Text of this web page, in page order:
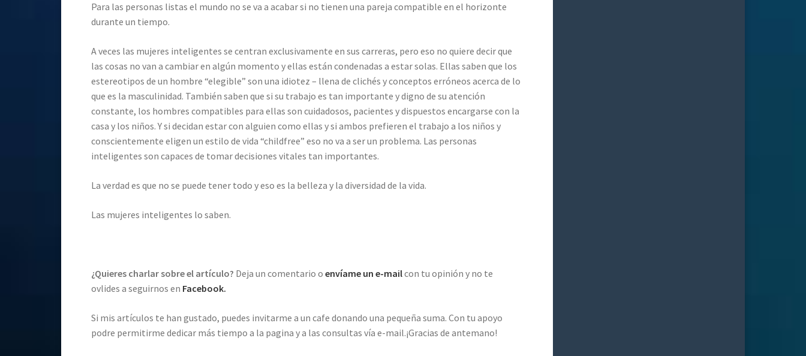
Para las personas listas el mundo no se va a acabar si no tienen una pareja compatible en el horizonte
durante un tiempo.
A veces las mujeres inteligentes se centran exclusivamente en sus carreras, pero eso no quiere decir que
las cosas no van a cambiar en algún momento y ellas están condenadas a estar solas. Ellas saben que los
estereotipos de un hombre “elegible” son una idiotez – llena de clichés y conceptos erróneos acerca de lo
que es la masculinidad. También saben que si su trabajo es tan importante y digno de su atención
constante, los hombres compatibles para ellas son cuidadosos, pacientes y dispuestos encargarse con la
casa y los niños. Y si decidan estar con alguien como ellas y si ambos prefieren el trabajo a los niños y
conscientemente eligen un estilo de vida “childfree” eso no va a ser un problema. Las personas
inteligentes son capaces de tomar decisiones vitales tan importantes.
La verdad es que no se puede tener todo y eso es la belleza y la diversidad de la vida.
Las mujeres inteligentes lo saben.
¿Quieres charlar sobre el artículo? Deja un comentario o envíame un e-mailcon tu opinión y no te
ovlides a seguirnos en Facebook.
Si mis artículos te han gustado, puedes invitarme a un cafe donando una pequeña suma. Con tu apoyo
podre permitirme dedicar más tiempo a la pagina y a las consultas vía e-mail.¡Gracias de antemano!